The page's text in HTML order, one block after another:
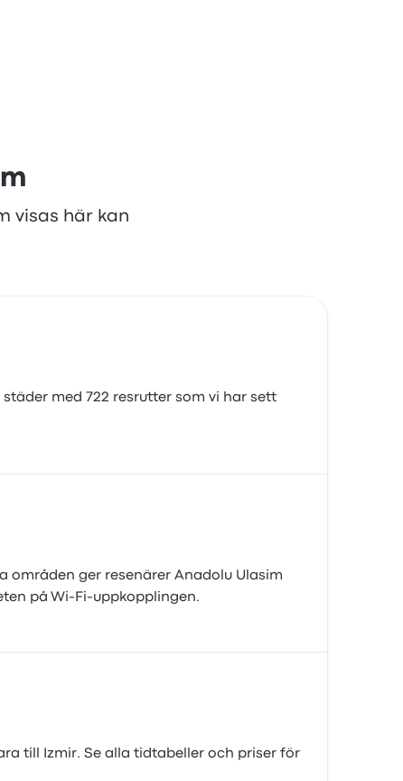
visas här kan
med 722 resrutter som vi har sett
områden ger resenärer Anadolu Ulasim
på Wi‑Fi‑uppkopplingen.
till Izmir. Se alla tidtabeller och priser för